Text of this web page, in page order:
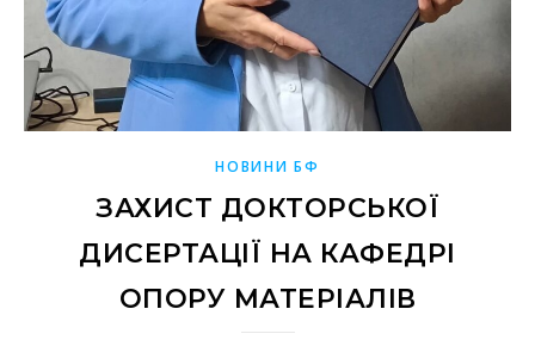
НОВИНИ БФ
ЗАХИСТ ДОКТОРСЬКОЇ
ДИСЕРТАЦІЇ НА КАФЕДРІ
ОПОРУ МАТЕРІАЛІВ